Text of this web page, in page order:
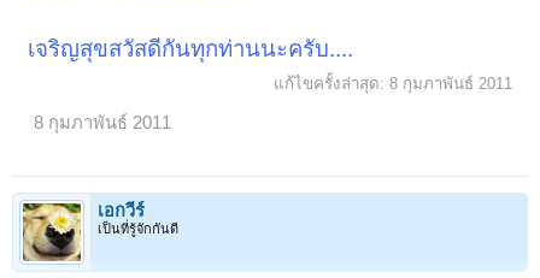
หาฟังอรรถธิบายได้จาก คำเทศน์หลวงพ่อพุธ
อีกท่าน ไม่รู้ว่าจำผิดหรือเปล่า น่าจะเป็น พระ นามว่า ท่านจิตโต ฝึกมโนยิ
ก่อนจะมาลงเอยด้วย กสิณกระดูก เพราะ พิจารณาจิตที่รวมอยู่ตรงหน้าผาก
ท่านบอกว่า ได้กสิณขาว
เจริญสุขสวัสดีกันทุกท่านนะครับ....
แก้ไขครั้งล่าสุด: 8 กุมภาพันธ์ 2011
8 กุมภาพันธ์ 2011
เอกวีร์
เป็นที่รู้จักกันดี